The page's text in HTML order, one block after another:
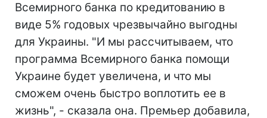
Всемирного банка по кредитованию в
виде 5% годовых чрезвычайно выгодны
для Украины. "И мы рассчитываем, что
программа Всемирного банка помощи
Украине будет увеличена, и что мы
сможем очень быстро воплотить ее в
жизнь", - сказала она. Премьер добавила,